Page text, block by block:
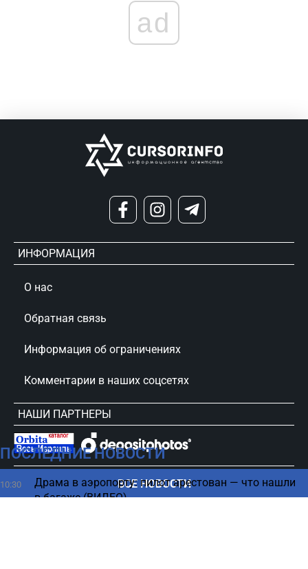
ПОСЛЕДНИЕ НОВОСТИ
10:30
Драма в аэропорту: пилот арестован — что нашли
в багаже (ВИДЕО)
ВСЕ НОВОСТИ
ad
ИНФОРМАЦИЯ
О нас
Обратная связь
Информация об ограничениях
Комментарии в наших соцсетях
НАШИ ПАРТНЕРЫ
сursorinfo.co.il © Все права защищены